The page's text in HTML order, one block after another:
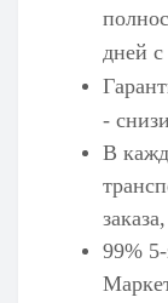
дней с
-
В
99%